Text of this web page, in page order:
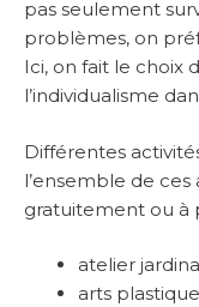
pas seulement
problèmes, on
Ici, on fait le choix
l’individualisme
Différentes
l’ensemble de
gratuitement ou à
atelier
arts